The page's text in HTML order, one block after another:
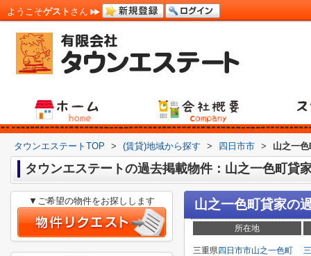
ようこそゲスト さん
タウンエステートTOP > (賃貸)地域から探す > 四日市市 > 山之一
タウンエステートの過去掲載物件：山之一色町貸
山之一色町貸家の
所在地
三重県四日市市山之一色町
▼ご希望の物件をお探しします